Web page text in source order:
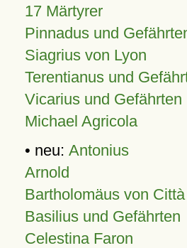
17 Märtyrer
Pinnadus und
Siagrius von Lyon
Terentianus und
Vicarius und Gefährten
Michael Agricola
• neu: Antonius
Arnold
Bartholomäus von
Basilius und Gefährten
Celestina Faron